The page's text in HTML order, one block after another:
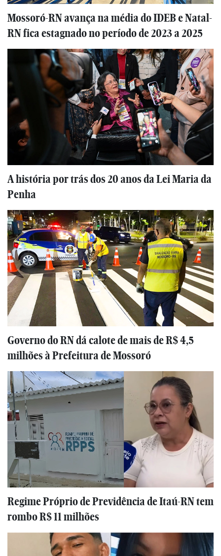
Mossoró-RN avança na média do IDEB e Natal-
RN fica estagnado no período de 2023 a 2025
A história por trás dos 20 anos da Lei Maria da
Penha
Governo do RN dá calote de mais de R$ 4,5
milhões à Prefeitura de Mossoró
Regime Próprio de Previdência de Itaú-RN tem
rombo R$ 11 milhões